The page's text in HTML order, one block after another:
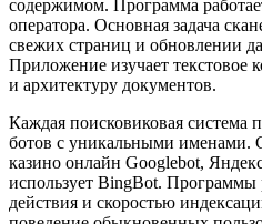
содержимом. Программа
оператора. Основная задача
свежих страниц и обновлении
Приложение изучает текстовое
и архитектуру документов.
Каждая поисковиковая система
ботов с уникальными именами.
казино онлайн Googlebot,
использует BingBot. Программы
действия и скоростью